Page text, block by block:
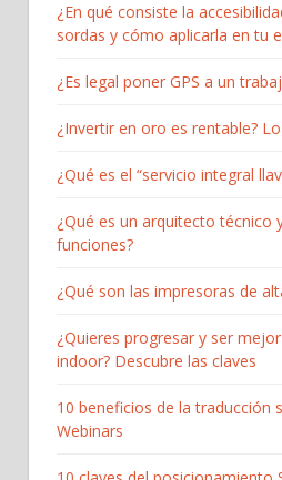
¿En qué consiste la
sordas y cómo aplicarla en tu
¿Es legal poner GPS a un
¿Invertir en oro es rentable?
¿Qué es el “servicio integral
¿Qué es un arquitecto técnico
funciones?
¿Qué son las impresoras de
¿Quieres progresar y ser
indoor? Descubre las claves
10 beneficios de la traducción
Webinars